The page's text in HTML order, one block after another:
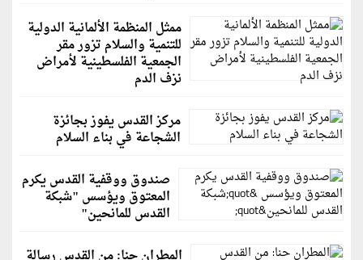
ممثل المنظمة الألمانية الدولية
للتنمية والسلام تزور مقر
الجمعية الفلسطينية لأمراض
نزف الدم
مركز القدس يفوز بجائزة
الشجاعة في بناء السلام
صندوق ووقفية القدس يكرم
المعتوق ويؤسس "شبكة
القدس للمانحين"